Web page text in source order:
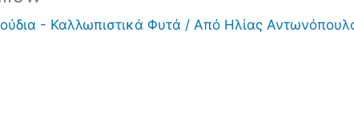
- Καλλωπιστικά Φυτά / Από Ηλίας